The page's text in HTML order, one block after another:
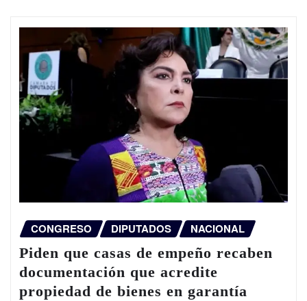
CONGRESO DIPUTADOS NACIONAL
Piden que casas de empeño recaben
documentación que acredite
propiedad de bienes en garantía